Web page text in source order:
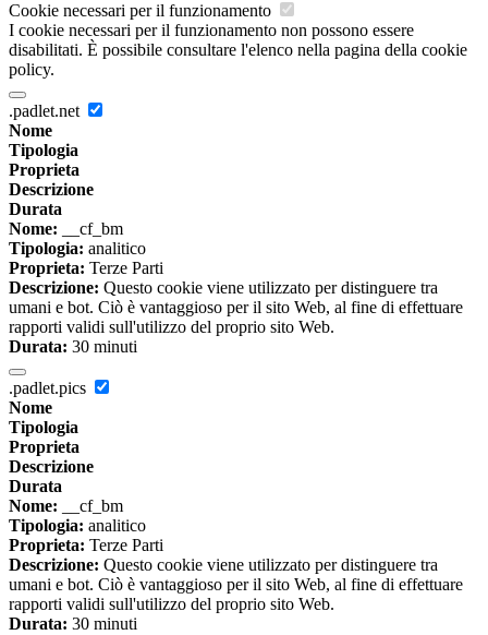
Cookie necessari per il funzionamento
I cookie necessari per il funzionamento non possono essere
disabilitati. È possibile consultare l'elenco nella pagina della cookie
policy.
.padlet.net
Nome
Tipologia
Proprieta
Descrizione
Durata
Nome: __cf_bm
Tipologia: analitico
Proprieta: Terze Parti
Descrizione: Questo cookie viene utilizzato per distinguere tra
umani e bot. Ciò è vantaggioso per il sito Web, al fine di effettuare
rapporti validi sull'utilizzo del proprio sito Web.
Durata: 30 minuti
.padlet.pics
Nome
Tipologia
Proprieta
Descrizione
Durata
Nome: __cf_bm
Tipologia: analitico
Proprieta: Terze Parti
Descrizione: Questo cookie viene utilizzato per distinguere tra
umani e bot. Ciò è vantaggioso per il sito Web, al fine di effettuare
rapporti validi sull'utilizzo del proprio sito Web.
Durata: 30 minuti